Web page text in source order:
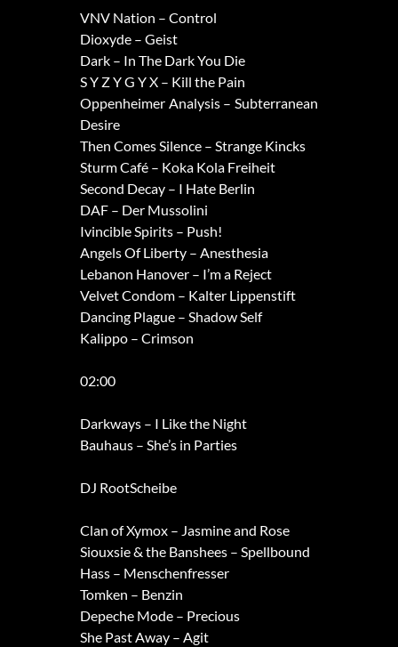
VNV Nation – Control
Dioxyde – Geist
Dark – In The Dark You Die
S Y Z Y G Y X – Kill the Pain
Oppenheimer Analysis – Subterranean
Desire
Then Comes Silence – Strange Kincks
Sturm Café – Koka Kola Freiheit
Second Decay – I Hate Berlin
DAF – Der Mussolini
Ivincible Spirits – Push!
Angels Of Liberty – Anesthesia
Lebanon Hanover – I’m a Reject
Velvet Condom – Kalter Lippenstift
Dancing Plague – Shadow Self
Kalippo – Crimson
02:00
Darkways – I Like the Night
Bauhaus – She’s in Parties
DJ RootScheibe
Clan of Xymox – Jasmine and Rose
Siouxsie & the Banshees – Spellbound
Hass – Menschenfresser
Tomken – Benzin
Depeche Mode – Precious
She Past Away – Agit